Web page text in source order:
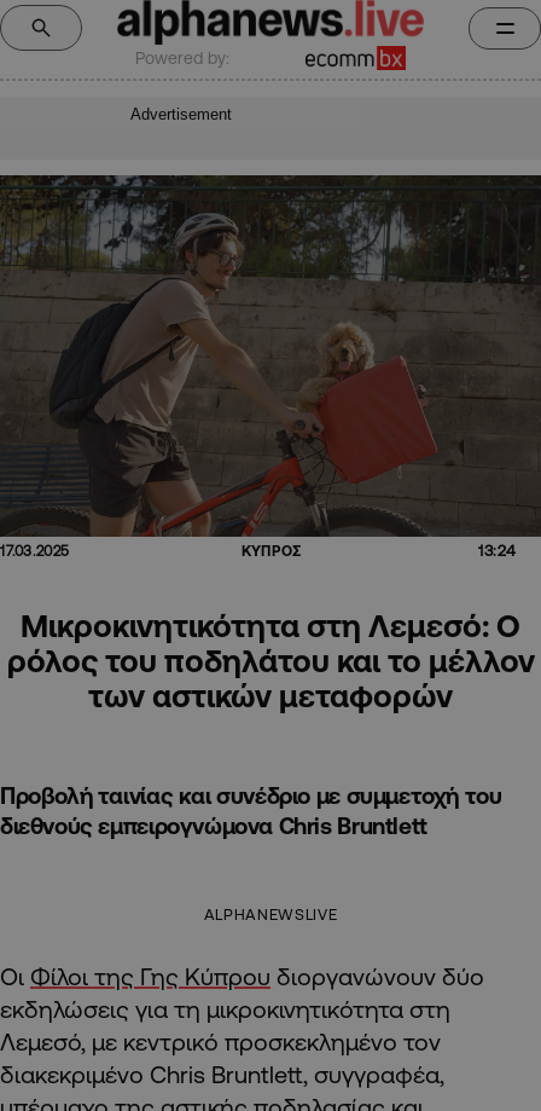
Powered by:
Advertisement
17.03.2025 ΚΥΠΡΟΣ 13:24
Μικροκινητικότητα στη Λεμεσό: Ο
ρόλος του ποδηλάτου και το μέλλον
των αστικών μεταφορών
Προβολή ταινίας και συνέδριο με συμμετοχή του
διεθνούς εμπειρογνώμονα Chris Bruntlett
ALPHANEWSLIVE
Οι Φίλοι της Γης Κύπρου διοργανώνουν δύο
εκδηλώσεις για τη μικροκινητικότητα στη
Λεμεσό, με κεντρικό προσκεκλημένο τον
διακεκριμένο Chris Bruntlett, συγγραφέα,